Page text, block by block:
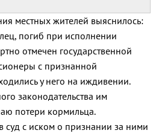
местных жителей выяснилось:
погиб при исполнении
отмечен государственной
с признанной
у него на иждивении.
законодательства им
потери кормильца.
суд с иском о признании за ними